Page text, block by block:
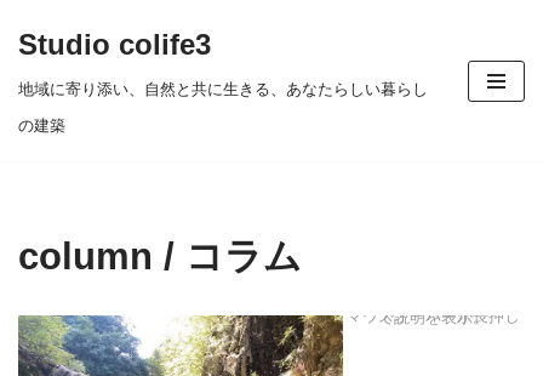
へ
キ
ッ
Studio colife3
地域に寄り添い、自然と共に生きる、あなたらしい暮らし
の建築
column / コラム
マウスオーバーか長押しで説明を表示。